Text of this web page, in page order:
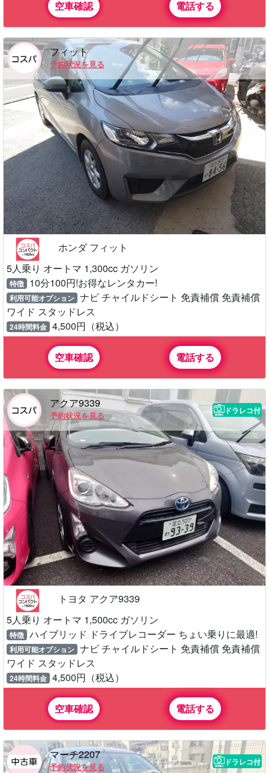
空車確認 電話する
フィット
予約状況を見る
ホンダ フィット
5人乗り オートマ 1,300cc ガソリン
特徴 10分100円!お得なレンタカー!
利用可能オプション ナビ チャイルドシート 免責補償 免責補償
ワイド スタッドレス
24時間料金 4,500円（税込）
空車確認 電話する
アクア9339
予約状況を見る
ドラレコ付
トヨタ アクア9339
5人乗り オートマ 1,500cc ガソリン
特徴 ハイブリッド ドライブレコーダー ちょい乗りに最適!
利用可能オプション ナビ チャイルドシート 免責補償 免責補償
ワイド スタッドレス
24時間料金 4,500円（税込）
空車確認 電話する
マーチ2207
予約状況を見る
ドラレコ付